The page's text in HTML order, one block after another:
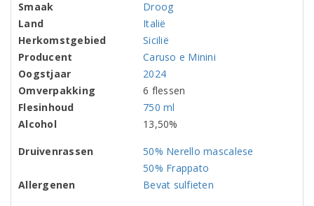
Smaak
Droog
Land
Italië
Herkomstgebied
Sicilië
Producent
Caruso e Minini
Oogstjaar
2024
Omverpakking
6 flessen
Flesinhoud
750 ml
Alcohol
13,50%
Druivenrassen
50% Nerello mascalese
50% Frappato
Allergenen
Bevat sulfieten